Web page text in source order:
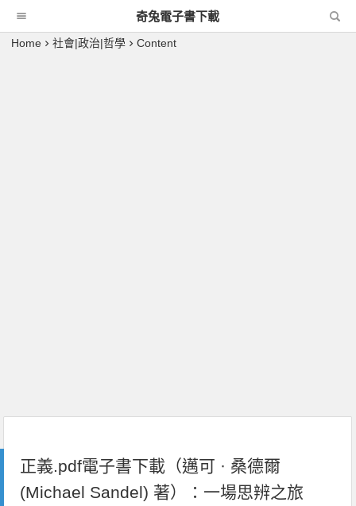
奇兔電子書下載
Home 社會|政治|哲學 Content
正義.pdf電子書下載（邁可 · 桑德爾
(Michael Sandel) 著）：一場思辨之旅